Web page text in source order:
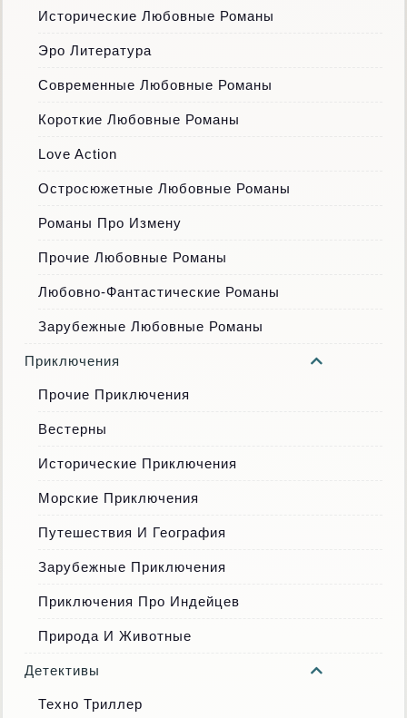
Исторические Любовные Романы
Эро Литература
Современные Любовные Романы
Короткие Любовные Романы
Love Action
Остросюжетные Любовные Романы
Романы Про Измену
Прочие Любовные Романы
Любовно-Фантастические Романы
Зарубежные Любовные Романы
Приключения
Прочие Приключения
Вестерны
Исторические Приключения
Морские Приключения
Путешествия И География
Зарубежные Приключения
Приключения Про Индейцев
Природа И Животные
Детективы
Техно Триллер